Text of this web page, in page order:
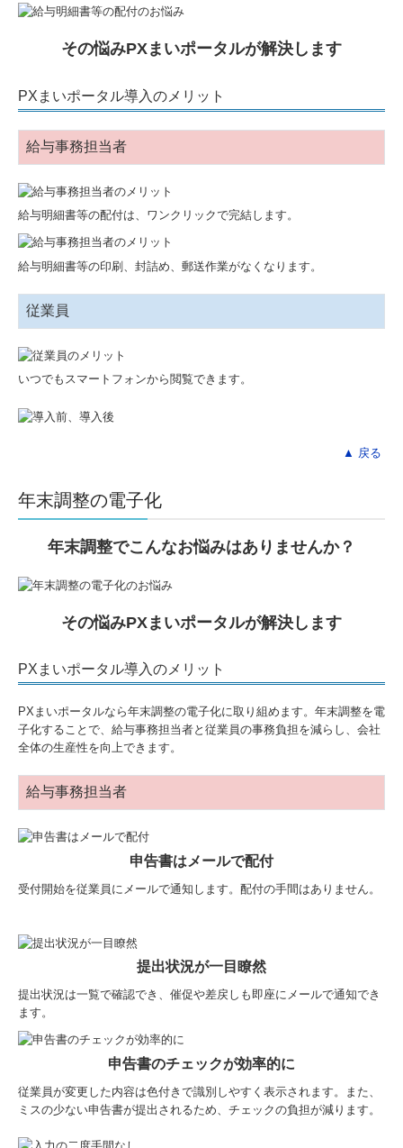
その悩みPXまいポータルが解決します
PXまいポータル導入のメリット
給与事務担当者
給与明細書等の配付は、ワンクリックで完結します。
給与明細書等の印刷、封詰め、郵送作業がなくなります。
従業員
いつでもスマートフォンから閲覧できます。
▲ 戻る
年末調整の電子化
年末調整でこんなお悩みはありませんか？
その悩みPXまいポータルが解決します
PXまいポータル導入のメリット
PXまいポータルなら年末調整の電子化に取り組めます。年末調整を電
子化することで、給与事務担当者と従業員の事務負担を減らし、会社
全体の生産性を向上できます。
給与事務担当者
申告書はメールで配付
受付開始を従業員にメールで通知します。配付の手間はありません。
提出状況が一目瞭然
提出状況は一覧で確認でき、催促や差戻しも即座にメールで通知でき
ます。
申告書のチェックが効率的に
従業員が変更した内容は色付きで識別しやすく表示されます。また、
ミスの少ない申告書が提出されるため、チェックの負担が減ります。